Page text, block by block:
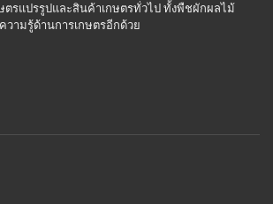
รแปรรูปและสินค้าเกษตรทั่วไป ทั้งพืชผักผลไม้
วามรู้ด้านการเกษตรอีกด้วย